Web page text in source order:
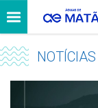
NOTÍCIAS